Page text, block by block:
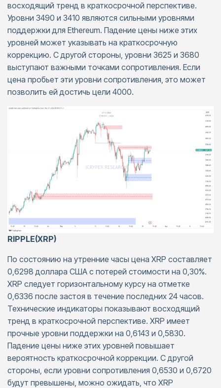
восходящий тренд в краткосрочной перспективе.
Уровни 3490 и 3410 являются сильными уровнями
поддержки для Ethereum. Падение цены ниже этих
уровней может указывать на краткосрочную
коррекцию. С другой стороны, уровни 3625 и 3680
выступают важными точками сопротивления. Если
цена пробьет эти уровни сопротивления, это может
позволить ей достичь цели 4000.
RIPPLE(XRP)
По состоянию на утренние часы цена XRP составляет
0,6298 доллара США с потерей стоимости на 0,30%.
XRP следует горизонтальному курсу на отметке
0,6336 после застоя в течение последних 24 часов.
Технические индикаторы показывают восходящий
тренд в краткосрочной перспективе. XRP имеет
прочные уровни поддержки на 0,6143 и 0,5830.
Падение цены ниже этих уровней повышает
вероятность краткосрочной коррекции. С другой
стороны, если уровни сопротивления 0,6530 и 0,6720
будут превышены, можно ожидать, что XRP